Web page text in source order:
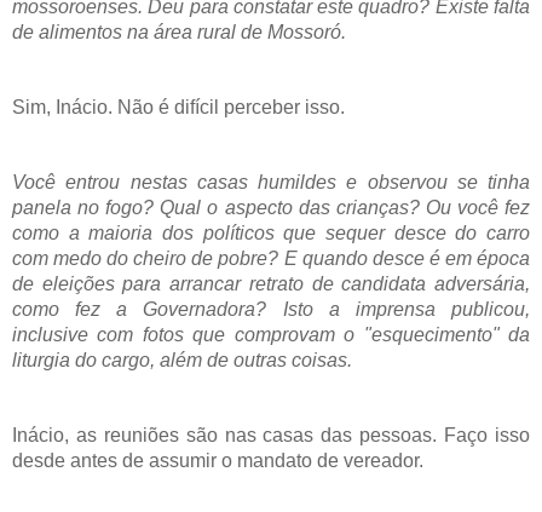
mossoroenses.Deu para constatar este quadro? Existe falta
de alimentos na área rural de Mossoró.
Sim, Inácio. Não é difícil perceber isso.
Você entrou nestas casas humildes e observou se tinha
panela no fogo? Qual o aspecto das crianças? Ou você fez
como a maioria dos políticos que sequer desce do carro
com medo do cheiro de pobre? E quando desce é em época
de eleições para arrancar retrato de candidata adversária,
como fez a Governadora? Isto a imprensa publicou,
inclusive com fotos que comprovam o "esquecimento" da
liturgia do cargo, além de outras coisas.
Inácio, as reuniões são nas casas das pessoas. Faço isso
desde antes de assumir o mandato de vereador.